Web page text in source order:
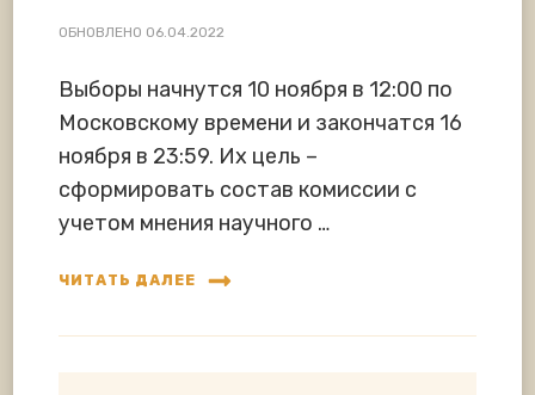
ОБНОВЛЕНО 06.04.2022
Выборы начнутся 10 ноября в 12:00 по
Московскому времени и закончатся 16
ноября в 23:59. Их цель –
сформировать состав комиссии с
учетом мнения научного …
ЧИТАТЬ ДАЛЕЕ